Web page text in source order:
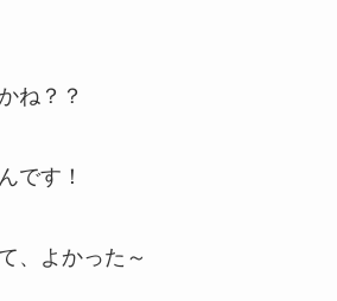
ね？？
です！
、よかった～